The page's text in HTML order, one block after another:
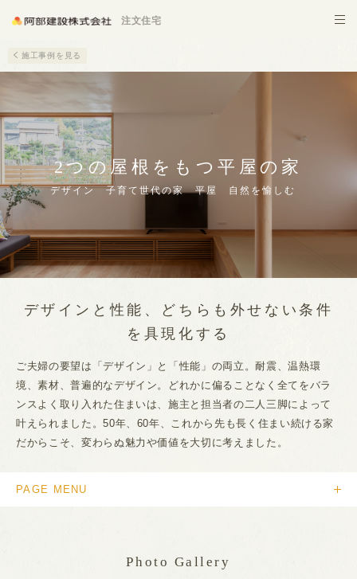
注文住宅
施工事例を見る
2つの屋根をもつ平屋の家
デザイン 子育て世代の家 平屋 自然を愉しむ
デザインと性能、どちらも外せない条件
を具現化する
ご夫婦の要望は「デザイン」と「性能」の両立。耐震、温熱環
境、素材、普遍的なデザイン。どれかに偏ることなく全てをバラ
ンスよく取り入れた住まいは、施主と担当者の二人三脚によって
叶えられました。50年、60年、これから先も長く住まい続ける家
だからこそ、変わらぬ魅力や価値を大切に考えました。
PAGE MENU
Photo Gallery